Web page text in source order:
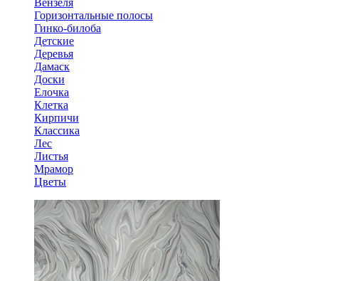
Вензеля
Горизонтальные полосы
Гинко-билоба
Детские
Деревья
Дамаск
Доски
Елочка
Клетка
Кирпичи
Классика
Лес
Листья
Мрамор
Цветы